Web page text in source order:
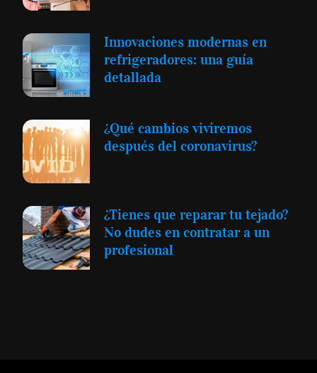
Innovaciones modernas en
refrigeradores: una guía
detallada
¿Qué cambios viviremos
después del coronavirus?
¿Tienes que reparar tu tejado?
No dudes en contratar a un
profesional